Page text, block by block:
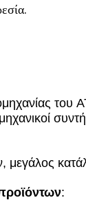
του
μεγάλος
: